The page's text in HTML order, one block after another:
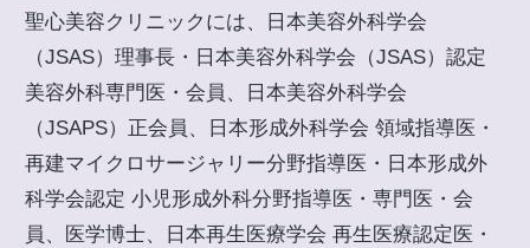
聖心美容クリニックには、日本美容外科学会
（JSAS）理事長・日本美容外科学会（JSAS）認定
美容外科専門医・会員、日本美容外科学会
（JSAPS）正会員、日本形成外科学会 領域指導医・
再建マイクロサージャリー分野指導医・日本形成外
科学会認定 小児形成外科分野指導医・専門医・会
員、医学博士、日本再生医療学会 再生医療認定医・